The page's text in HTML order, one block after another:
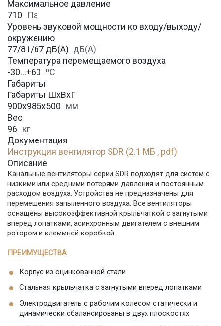
Максимальное давление
710
Па
Уровень звуковой мощности ко входу/выходу/
окружению
77/81/67 дБ(А) дБ(А)
Температура перемещаемого воздуха
-30…+60 ⁰С
Габариты
Габариты ШхВхГ
900x985x500 мм
Вес
96 кг
Документация
Инструкция вентилятор SDR (2.1 МБ , pdf)
Описание
Канальные вентиляторы серии SDR подходят для систем с
низкими или средними потерями давления и постоянным
расходом воздуха. Устройства не предназначены для
перемещения запыленного воздуха. Все вентиляторы
оснащены высокоэффективной крыльчаткой с загнутыми
вперед лопатками, асинхронным двигателем с внешним
ротором и клеммной коробкой.
ПРЕИМУЩЕСТВА
Корпус из оцинкованной стали
Стальная крыльчатка с загнутыми вперед лопатками
Электродвигатель с рабочим колесом статически и
динамически сбалансированы в двух плоскостях